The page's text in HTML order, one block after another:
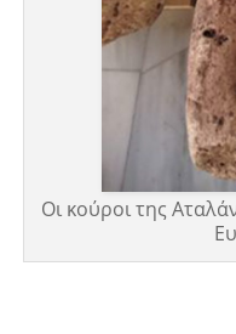
Οι κούροι της